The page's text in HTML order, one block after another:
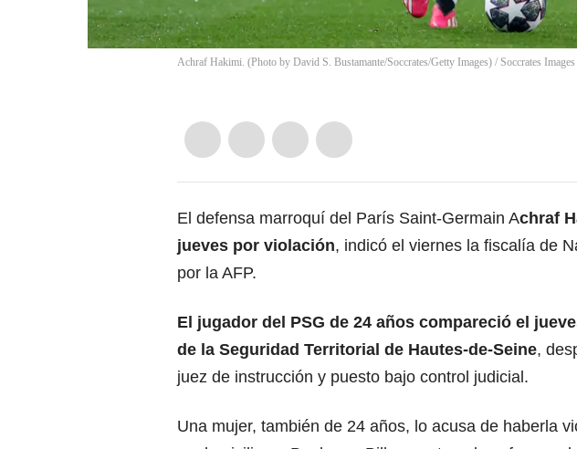
Achraf Hakimi. (Photo by David S. Bustamante/Soccrates/Getty Images) / Soccrates Images
El defensa marroquí del París Saint-Germain Achraf
jueves por violación, indicó el viernes la fiscalía de
por la AFP.
El jugador del PSG de 24 años compareció el
de la Seguridad Territorial de Hautes-de-Seine,
juez de instrucción y puesto bajo control judicial.
Una mujer, también de 24 años, lo acusa de haberla